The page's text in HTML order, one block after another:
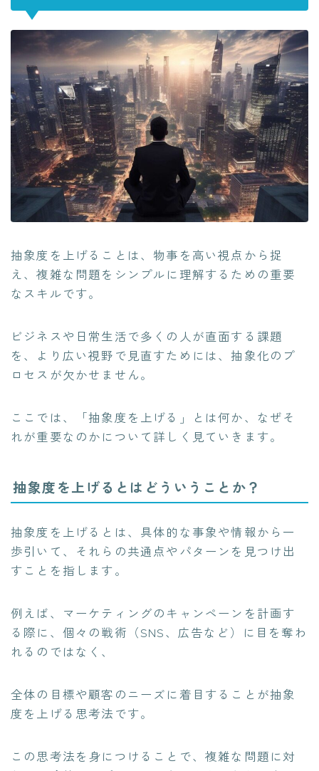
抽象度を上げることは、物事を高い視点から捉
え、複雑な問題をシンプルに理解するための重要
なスキルです。
ビジネスや日常生活で多くの人が直面する課題
を、より広い視野で見直すためには、抽象化のプ
ロセスが欠かせません。
ここでは、「抽象度を上げる」とは何か、なぜそ
れが重要なのかについて詳しく見ていきます。
抽象度を上げるとはどういうことか？
抽象度を上げるとは、具体的な事象や情報から一
歩引いて、それらの共通点やパターンを見つけ出
すことを指します。
例えば、マーケティングのキャンペーンを計画す
る際に、個々の戦術（SNS、広告など）に目を奪わ
れるのではなく、
全体の目標や顧客のニーズに着目することが抽象
度を上げる思考法です。
この思考法を身につけることで、複雑な問題に対